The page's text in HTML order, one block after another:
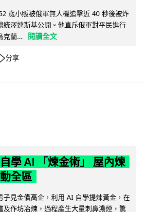
歲小販被俄軍無人機追擊近 40 秒後被炸
統澤連斯基公開。他直斥俄軍對平民進行
克蘭...
閱讀全文
分享
學 AI 「煉金術」 屋內煉
全區
子見金價高企，利用 AI 自學提煉黃金，在
及作坊冶煉，過程產生大量刺鼻濃煙，驚